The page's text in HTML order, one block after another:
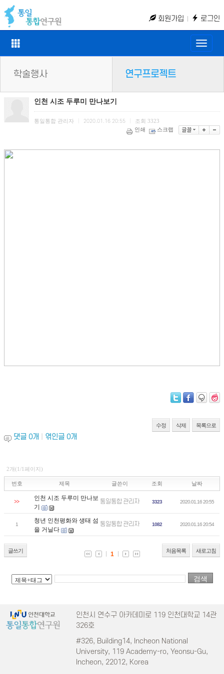
회원가입 로그인
Toggle
학술행사 연구프로젝트
인천 시조 두루미 만나보기
통일통합 관리자 2020.01.16 20:55 조회 3323
인쇄
스크랩
수정 삭제 목록으로
댓글 0개 엮인글 0개
2개(1/1페이지)
번호 제목 글쓴이 조회 날짜
>>
인천 시조 두루미 만나보
기
통일통합 관리자 3323 2020.01.16 20:55
1
청년 인천평화와 생태 섬
을 거닐다
통일통합 관리자 1082 2020.01.16 20:54
글쓰기 처음목록 새로고침
1
인천시 연수구 아카데미로 119 인천대학교 14관
326호
#326, Building14, Incheon National
University, 119 Academy-ro, Yeonsu-Gu,
Incheon, 22012, Korea